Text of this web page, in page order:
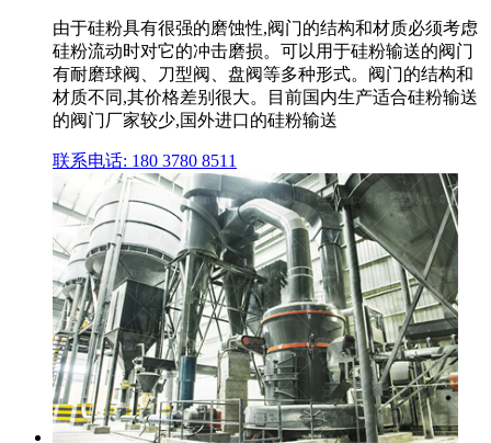
由于硅粉具有很强的磨蚀性,阀门的结构和材质必须考虑
硅粉流动时对它的冲击磨损。可以用于硅粉输送的阀门
有耐磨球阀、刀型阀、盘阀等多种形式。阀门的结构和
材质不同,其价格差别很大。目前国内生产适合硅粉输送
的阀门厂家较少,国外进口的硅粉输送
联系电话: 180 3780 8511